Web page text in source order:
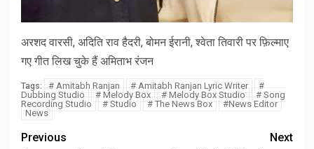
अरशद वारसी, अदिति राव हैदरी, बोमन ईरानी, श्वेता तिवारी पर फ़िल्माए
गए गीत लिख चुके हैं अमिताभ रंजन
Tags: # Amitabh Ranjan # Amitabh Ranjan Lyric Writer
#
Dubbing Studio
# Melody Box # Melody Box Studio
# Song
Recording Studio
# Studio # The News Box
#News Editor
News
Previous
Next